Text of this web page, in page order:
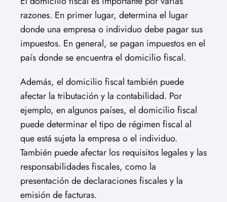
razones. En primer lugar, determina el lugar
donde una empresa o individuo debe pagar sus
impuestos. En general, se pagan impuestos en el
país donde se encuentra el domicilio fiscal.
Además, el domicilio fiscal también puede
afectar la tributación y la contabilidad. Por
ejemplo, en algunos países, el domicilio fiscal
puede determinar el tipo de régimen fiscal al
que está sujeta la empresa o el individuo.
También puede afectar los requisitos legales y las
responsabilidades fiscales, como la
presentación de declaraciones fiscales y la
emisión de facturas.